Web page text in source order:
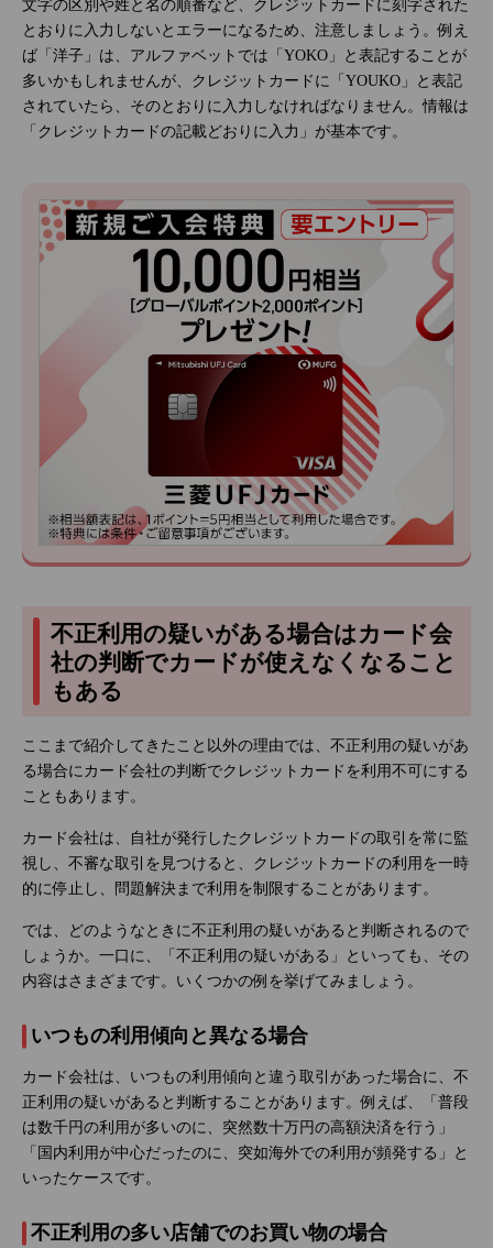
文字の区別や姓と名の順番など、クレジットカードに刻字された
とおりに入力しないとエラーになるため、注意しましょう。例え
ば「洋子」は、アルファベットでは「YOKO」と表記することが
多いかもしれませんが、クレジットカードに「YOUKO」と表記
されていたら、そのとおりに入力しなければなりません。情報は
「クレジットカードの記載どおりに入力」が基本です。
不正利用の疑いがある場合はカード会
社の判断でカードが使えなくなること
もある
ここまで紹介してきたこと以外の理由では、不正利用の疑いがあ
る場合にカード会社の判断でクレジットカードを利用不可にする
こともあります。
カード会社は、自社が発行したクレジットカードの取引を常に監
視し、不審な取引を見つけると、クレジットカードの利用を一時
的に停止し、問題解決まで利用を制限することがあります。
では、どのようなときに不正利用の疑いがあると判断されるので
しょうか。一口に、「不正利用の疑いがある」といっても、その
内容はさまざまです。いくつかの例を挙げてみましょう。
いつもの利用傾向と異なる場合
カード会社は、いつもの利用傾向と違う取引があった場合に、不
正利用の疑いがあると判断することがあります。例えば、「普段
は数千円の利用が多いのに、突然数十万円の高額決済を行う」
「国内利用が中心だったのに、突如海外での利用が頻発する」と
いったケースです。
不正利用の多い店舗でのお買い物の場合